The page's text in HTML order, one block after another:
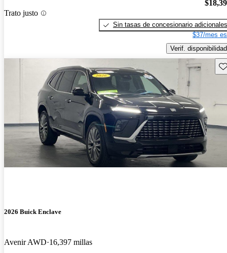
Trato justo
Sin tasas de concesionario adicionales
$37/mes
Verif. disponibilidad
2026 Buick Enclave
Avenir AWD 16,397 millas